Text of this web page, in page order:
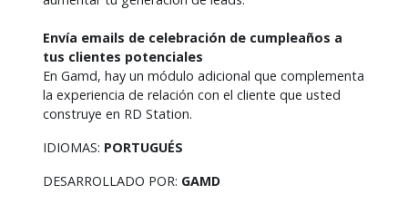
Envía emails de celebración de cumpleaños a
tus clientes potenciales
En Gamd, hay un módulo adicional que complementa
la experiencia de relación con el cliente que usted
construye en RD Station.
IDIOMAS: PORTUGUÉS
DESARROLLADO POR: GAMD